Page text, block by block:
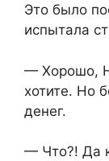
Это было
испытала
— Хорошо,
хотите. Но
денег.
— Что?! Да